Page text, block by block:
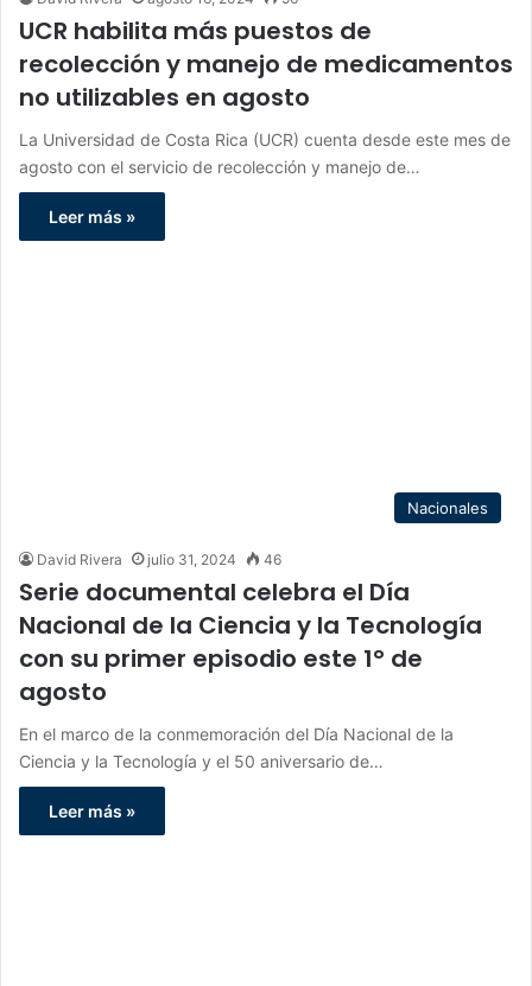
UCR habilita más puestos de
recolección y manejo de medicamentos
no utilizables en agosto
La Universidad de Costa Rica (UCR) cuenta desde este mes de
agosto con el servicio de recolección y manejo de…
Leer más »
Nacionales
David Rivera julio 31, 2024 46
Serie documental celebra el Día
Nacional de la Ciencia y la Tecnología
con su primer episodio este 1° de
agosto
En el marco de la conmemoración del Día Nacional de la
Ciencia y la Tecnología y el 50 aniversario de…
Leer más »